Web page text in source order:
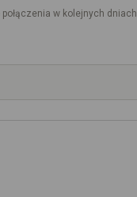
w kolejnych dniach